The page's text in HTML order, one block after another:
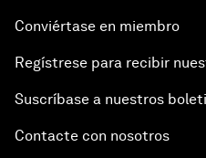
Conviértase en miembro
Regístrese para recibir
Suscríbase a nuestros
Contacte con nosotros